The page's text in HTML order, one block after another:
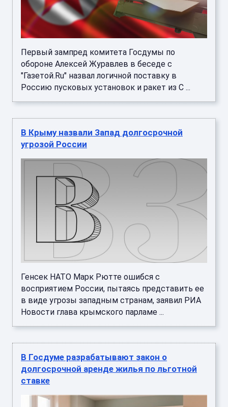
Первый зампред комитета Госдумы по
обороне Алексей Журавлев в беседе с
"Газетой.Ru" назвал логичной поставку в
Россию пусковых установок и ракет из С ...
В Крыму назвали Запад долгосрочной
угрозой России
Генсек НАТО Марк Рютте ошибся с
восприятием России, пытаясь представить ее
в виде угрозы западным странам, заявил РИА
Новости глава крымского парламе ...
В Госдуме разрабатывают закон о
долгосрочной аренде жилья по льготной
ставке